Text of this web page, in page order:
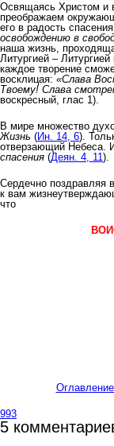
Освящаясь Христом и
преображаем
его в радость
освобождению в
наша жизнь,
Литургией –
каждое творение
восклицая: «Слава
Твоему! Слава
воскресный, глас 1).
В мире множество
Жизнь (Ин. 14, 6).
отверзающий Небеса.
спасения (Деян. 4, 11).
Сердечно поздравляя
к вам
что
993
5